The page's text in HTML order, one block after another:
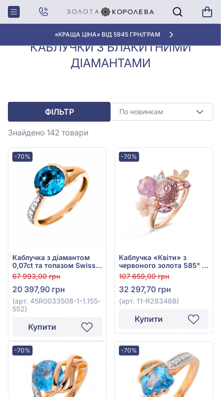
«КРАЩА ЦІНА» ВІД 5945 ГРН/ГРАМ
Головна
Каблучки з
діамантами
Каблучки з блакитними
діамантами
КАБЛУЧКИ З БЛАКИТНИМИ
ДІАМАНТАМИ
ФІЛЬТР По новинкам
Знайдено 142 товари
-70%
Каблучка з діамантом
0,07ct та топазом Swiss
Blue 2,27ct із червоного
золота 585°, арт.
45R0033508-1-1.155-552
67 993,00 грн
20 397,90 грн
(арт. 45R0033508-1-1.155-
552)
Купити
-70%
Каблучка «Квіти» з
червоного золота 585° з
діамантом 0,04ct,
блакитним топазом
0,24ct, аметистом 5,34ct
та бірюзою, арт. 11-
R28348В
107 659,00 грн
32 297,70 грн
(арт. 11-R28348В)
Купити
-70% -70%